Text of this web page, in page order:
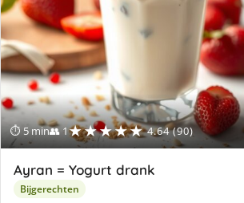
⏱ 5 min👥 1★★★★★ 4.64 (90)
Ayran = Yogurt drank
Bijgerechten